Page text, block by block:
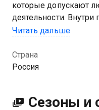
которые допускают
деятельности.
наглядное видео
эксперт
Читать дальше
Страна
Россия
Сезоны и